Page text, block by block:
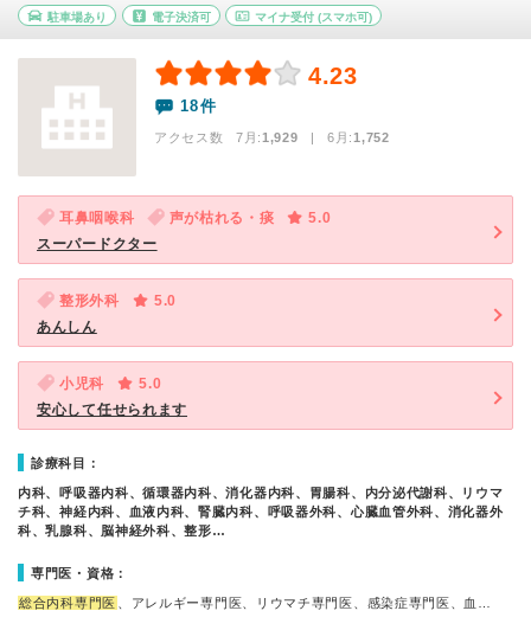
駐車場あり 電子決済可 マイナ受付 (スマホ可)
4.23
18件
アクセス数 7月:1,929 | 6月:1,752
耳鼻咽喉科 声が枯れる・痰
5.0
スーパードクター
整形外科
5.0
あんしん
小児科
5.0
安心して任せられます
診療科目：
内科、呼吸器内科、循環器内科、消化器内科、胃腸科、内分泌代謝科、リウマ
チ科、神経内科、血液内科、腎臓内科、呼吸器外科、心臓血管外科、消化器外
科、乳腺科、脳神経外科、整形…
専門医・資格：
総合内科専門医 、アレルギー専門医、リウマチ専門医、感染症専門医、血…